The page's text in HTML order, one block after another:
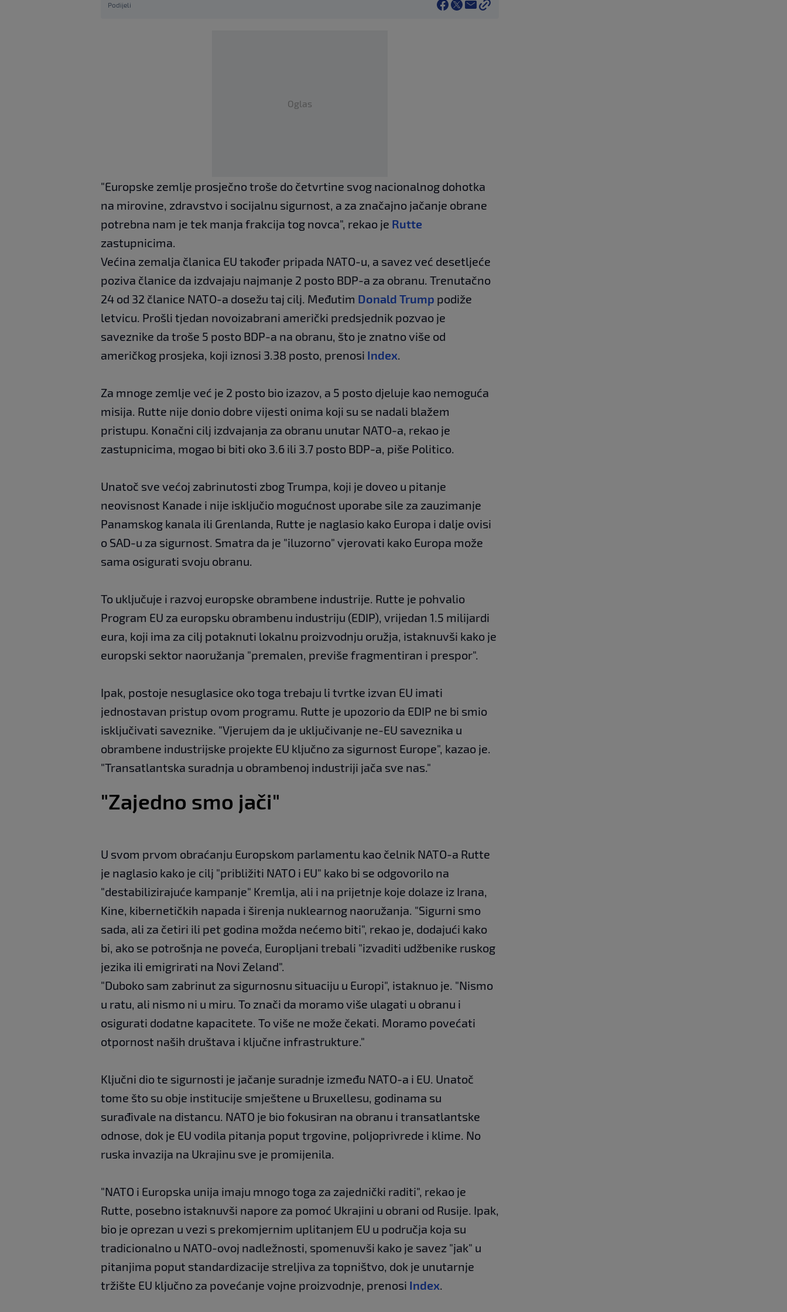
Podijeli
Oglas
"Europske zemlje prosječno troše do četvrtine svog nacionalnog dohotka
na mirovine, zdravstvo i socijalnu sigurnost, a za značajno jačanje obrane
potrebna nam je tek manja frakcija tog novca", rekao je Rutte
zastupnicima.
Većina zemalja članica EU također pripada NATO-u, a savez već desetljeće
poziva članice da izdvajaju najmanje 2 posto BDP-a za obranu. Trenutačno
24 od 32 članice NATO-a dosežu taj cilj. Međutim Donald Trump podiže
letvicu. Prošli tjedan novoizabrani američki predsjednik pozvao je
saveznike da troše 5 posto BDP-a na obranu, što je znatno više od
američkog prosjeka, koji iznosi 3.38 posto, prenosi Index.
Za mnoge zemlje već je 2 posto bio izazov, a 5 posto djeluje kao nemoguća
misija. Rutte nije donio dobre vijesti onima koji su se nadali blažem
pristupu. Konačni cilj izdvajanja za obranu unutar NATO-a, rekao je
zastupnicima, mogao bi biti oko 3.6 ili 3.7 posto BDP-a, piše Politico.
Unatoč sve većoj zabrinutosti zbog Trumpa, koji je doveo u pitanje
neovisnost Kanade i nije isključio mogućnost uporabe sile za zauzimanje
Panamskog kanala ili Grenlanda, Rutte je naglasio kako Europa i dalje ovisi
o SAD-u za sigurnost. Smatra da je "iluzorno" vjerovati kako Europa može
sama osigurati svoju obranu.
To uključuje i razvoj europske obrambene industrije. Rutte je pohvalio
Program EU za europsku obrambenu industriju (EDIP), vrijedan 1.5 milijardi
eura, koji ima za cilj potaknuti lokalnu proizvodnju oružja, istaknuvši kako je
europski sektor naoružanja "premalen, previše fragmentiran i prespor".
Ipak, postoje nesuglasice oko toga trebaju li tvrtke izvan EU imati
jednostavan pristup ovom programu. Rutte je upozorio da EDIP ne bi smio
isključivati saveznike. "Vjerujem da je uključivanje ne-EU saveznika u
obrambene industrijske projekte EU ključno za sigurnost Europe", kazao je.
"Transatlantska suradnja u obrambenoj industriji jača sve nas."
"Zajedno smo jači"
U svom prvom obraćanju Europskom parlamentu kao čelnik NATO-a Rutte
je naglasio kako je cilj "približiti NATO i EU" kako bi se odgovorilo na
"destabilizirajuće kampanje" Kremlja, ali i na prijetnje koje dolaze iz Irana,
Kine, kibernetičkih napada i širenja nuklearnog naoružanja. "Sigurni smo
sada, ali za četiri ili pet godina možda nećemo biti", rekao je, dodajući kako
bi, ako se potrošnja ne poveća, Europljani trebali "izvaditi udžbenike ruskog
jezika ili emigrirati na Novi Zeland".
"Duboko sam zabrinut za sigurnosnu situaciju u Europi", istaknuo je. "Nismo
u ratu, ali nismo ni u miru. To znači da moramo više ulagati u obranu i
osigurati dodatne kapacitete. To više ne može čekati. Moramo povećati
otpornost naših društava i ključne infrastrukture."
Ključni dio te sigurnosti je jačanje suradnje između NATO-a i EU. Unatoč
tome što su obje institucije smještene u Bruxellesu, godinama su
surađivale na distancu. NATO je bio fokusiran na obranu i transatlantske
odnose, dok je EU vodila pitanja poput trgovine, poljoprivrede i klime. No
ruska invazija na Ukrajinu sve je promijenila.
"NATO i Europska unija imaju mnogo toga za zajednički raditi", rekao je
Rutte, posebno istaknuvši napore za pomoć Ukrajini u obrani od Rusije. Ipak,
bio je oprezan u vezi s prekomjernim uplitanjem EU u područja koja su
tradicionalno u NATO-ovoj nadležnosti, spomenuvši kako je savez "jak" u
pitanjima poput standardizacije streljiva za topništvo, dok je unutarnje
tržište EU ključno za povećanje vojne proizvodnje, prenosi Index.